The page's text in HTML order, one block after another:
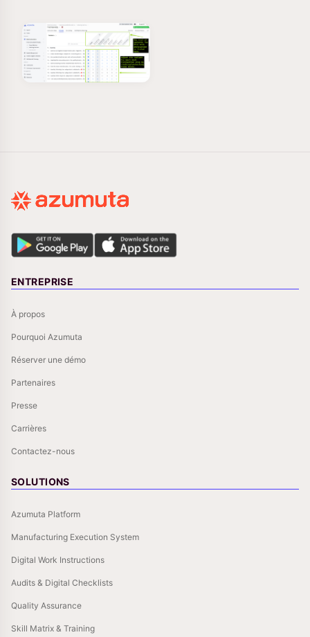
ENTREPRISE
À propos
Pourquoi Azumuta
Réserver une démo
Partenaires
Presse
Carrières
Contactez-nous
SOLUTIONS
Azumuta Platform
Manufacturing Execution System
Digital Work Instructions
Audits & Digital Checklists
Quality Assurance
Skill Matrix & Training